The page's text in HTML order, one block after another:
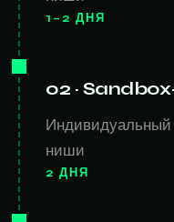
1–2 ДНЯ
02 ·
Индивидуальный
ниши
2 ДНЯ